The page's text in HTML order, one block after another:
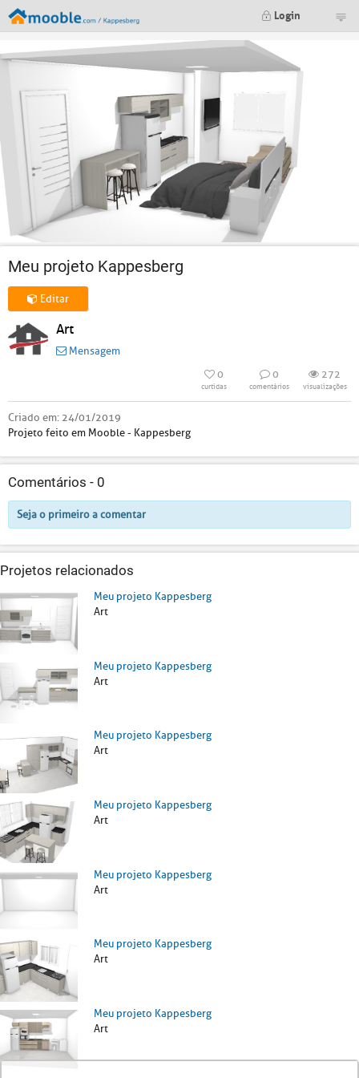
Login
Meu projeto Kappesberg
Editar
Art
Mensagem
0
curtidas
0
comentários
272
visualizações
Criado em: 24/01/2019
Projeto feito em Mooble - Kappesberg
Comentários - 0
Seja o primeiro a comentar
Projetos relacionados
Meu projeto Kappesberg
Art
Meu projeto Kappesberg
Art
Meu projeto Kappesberg
Art
Meu projeto Kappesberg
Art
Meu projeto Kappesberg
Art
Meu projeto Kappesberg
Art
Meu projeto Kappesberg
Art